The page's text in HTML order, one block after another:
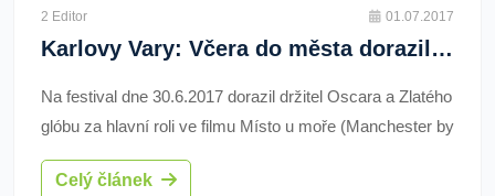
2 Editor 01.07.2017
Karlovy Vary: Včera do města dorazil Casey Affleck
Na festival dne 30.6.2017 dorazil držitel Oscara a Zlatého
glóbu za hlavní roli ve filmu Místo u moře (Manchester by
the Sea, 2016), americký herec Casey Affleck. Během
dnešního slavnostního zahájení převezme Cenu
Celý článek